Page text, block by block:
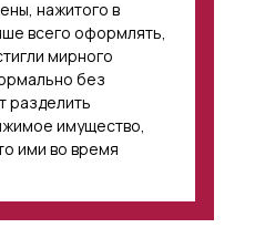
нажитого в
всего оформлять,
мирного
без
разделить
имущество,
ими во время